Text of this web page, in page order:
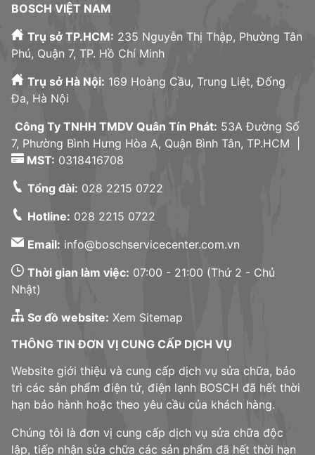
BOSCH VIỆT NAM
Trụ sở TP.HCM: 235 Nguyễn Thị Thập, Phường Tân
Phú, Quận 7, TP. Hồ Chí Minh
Trụ sở Hà Nội: 169 Hoàng Cầu, Trung Liệt, Đống
Đa, Hà Nội
Công Ty TNHH TMDV Quân Tín Phát: 53A Đường Số
7, Phường Bình Hưng Hòa A, Quận Bình Tân, TP.HCM |
MST: 0318416708
Tổng đài: 028 2215 0722
Hotline: 028 2215 0722
Email: info@boschservicecenter.com.vn
Thời gian làm việc: 07:00 - 21:00 (Thứ 2 - Chủ
Nhật)
Sơ đồ website: Xem Sitemap
THÔNG TIN ĐƠN VỊ CUNG CẤP DỊCH VỤ
Website giới thiệu và cung cấp dịch vụ sửa chữa, bảo
trì các sản phẩm điện tử, điện lạnh BOSCH đã hết thời
hạn bảo hành hoặc theo yêu cầu của khách hàng.
Chúng tôi là đơn vị cung cấp dịch vụ sửa chữa độc
lập, tiếp nhận sửa chữa các sản phẩm đã hết thời hạn